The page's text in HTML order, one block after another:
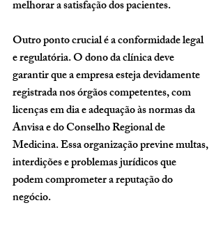
melhorar a satisfação dos pacientes.
Outro ponto crucial é a conformidade legal
e regulatória. O dono da clínica deve
garantir que a empresa esteja devidamente
registrada nos órgãos competentes, com
licenças em dia e adequação às normas da
Anvisa e do Conselho Regional de
Medicina. Essa organização previne multas,
interdições e problemas jurídicos que
podem comprometer a reputação do
negócio.